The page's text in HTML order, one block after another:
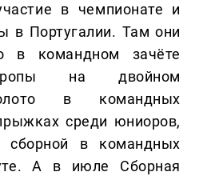
в чемпионате и
в Португалии. Там они
в командном зачёте
на двойном
в командных
среди юниоров,
сборной в командных
А в июле Сборная